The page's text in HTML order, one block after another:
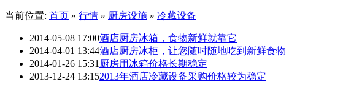
当前位置: 首页 » 行情 » 厨房设施 » 冷藏设备
2014-05-08 17:00酒店厨房冰箱，食物新鲜就靠它
2014-04-01 13:44酒店厨房冰柜，让您随时随地吃到新鲜食物
2014-01-26 15:31 厨房用冰箱价格长期稳定
2013-12-24 13:152013年酒店冷藏设备采购价格较为稳定